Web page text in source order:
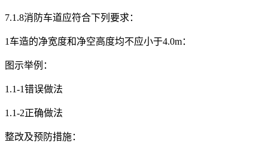
7.1.8消防车道应符合下列要求：
1车造的净宽度和净空高度均不应小于4.0m：
图示举例：
1.1-1错误做法
1.1-2正确做法
整改及预防措施：